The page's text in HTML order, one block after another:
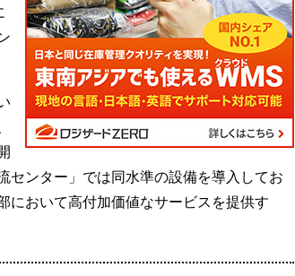
センター」では同水準の設備を導入してお
において高付加価値なサービスを提供す